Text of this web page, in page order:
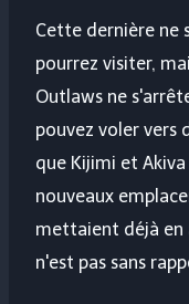
Cette dernière ne
pourrez visiter,
Outlaws ne
pouvez voler vers
que Kijimi et
nouveaux
mettaient déjà en
n'est pas sans